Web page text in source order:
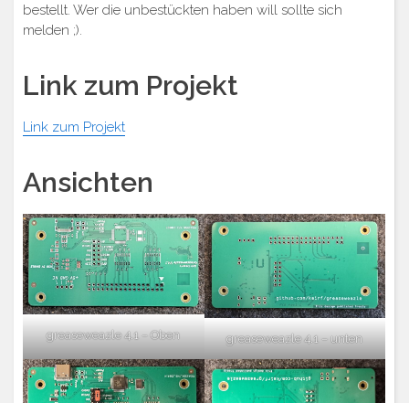
bestellt. Wer die unbestückten haben will sollte sich
melden ;).
Link zum Projekt
Link zum Projekt
Ansichten
greaseweazle 4.1 – Oben greaseweazle 4.1 – unten